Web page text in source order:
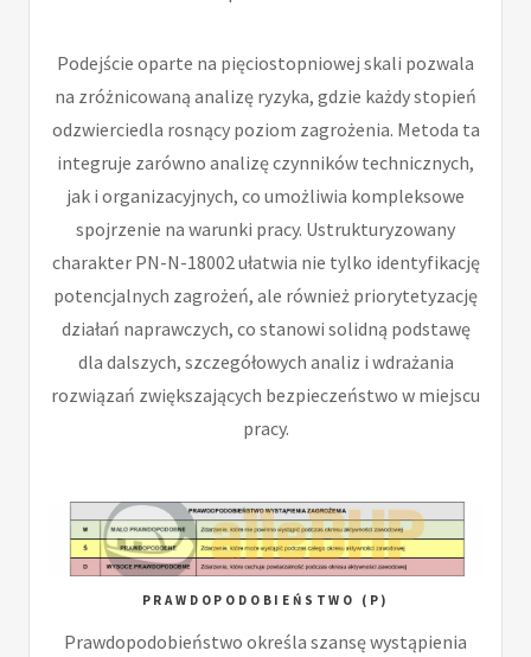
Podejście oparte na pięciostopniowej skali pozwala
na zróżnicowaną analizę ryzyka, gdzie każdy stopień
odzwierciedla rosnący poziom zagrożenia. Metoda ta
integruje zarówno analizę czynników technicznych,
jak i organizacyjnych, co umożliwia kompleksowe
spojrzenie na warunki pracy. Ustrukturyzowany
charakter PN-N-18002 ułatwia nie tylko identyfikację
potencjalnych zagrożeń, ale również priorytetyzację
działań naprawczych, co stanowi solidną podstawę
dla dalszych, szczegółowych analiz i wdrażania
rozwiązań zwiększających bezpieczeństwo w miejscu
pracy.
PRAWDOPODOBIEŃSTWO (P)
Prawdopodobieństwo określa szansę wystąpienia